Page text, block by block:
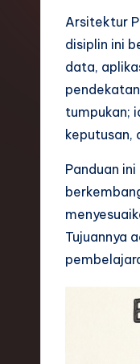
si
Arsitektur
disiplin ini
data,
tumpukan;
keputusan,
Panduan
Tujuannya